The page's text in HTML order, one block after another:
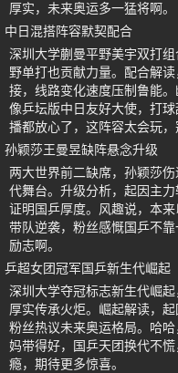
厚实，未来奥运多一猛将啊。
中日混搭阵容默契配合
深圳大学蒯曼平野美宇双打
野单打也贡献力量。配合解
接，线路变化速度压制鲁能
像乒坛版中日友好大使，打
播都放心了，这阵容太会玩，
孙颖莎王曼昱缺阵悬念升级
两大世界前二缺席，孙颖莎
代舞台。升级分析，起因主
证明国乒厚度。风趣说，本
带队逆袭，粉丝感慨国乒不
励志啊。
乒超女团冠军国乒新生代崛起
深圳大学夺冠标志新生代崛
厚实传承火炬。崛起解读，
粉丝热议未来奥运格局。哈
妈带得好，国乒天团换代不
瘾，期待更多惊喜。